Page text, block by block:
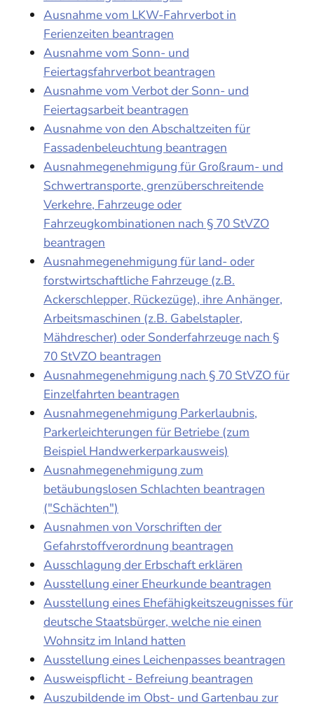
Ausnahme vom LKW-Fahrverbot in
Ferienzeiten beantragen
Ausnahme vom Sonn- und
Feiertagsfahrverbot beantragen
Ausnahme vom Verbot der Sonn- und
Feiertagsarbeit beantragen
Ausnahme von den Abschaltzeiten für
Fassadenbeleuchtung beantragen
Ausnahmegenehmigung für Großraum- und
Schwertransporte, grenzüberschreitende
Verkehre, Fahrzeuge oder
Fahrzeugkombinationen nach § 70 StVZO
beantragen
Ausnahmegenehmigung für land- oder
forstwirtschaftliche Fahrzeuge (z.B.
Ackerschlepper, Rückezüge), ihre Anhänger,
Arbeitsmaschinen (z.B. Gabelstapler,
Mähdrescher) oder Sonderfahrzeuge nach §
70 StVZO beantragen
Ausnahmegenehmigung nach § 70 StVZO für
Einzelfahrten beantragen
Ausnahmegenehmigung Parkerlaubnis,
Parkerleichterungen für Betriebe (zum
Beispiel Handwerkerparkausweis)
Ausnahmegenehmigung zum
betäubungslosen Schlachten beantragen
("Schächten")
Ausnahmen von Vorschriften der
Gefahrstoffverordnung beantragen
Ausschlagung der Erbschaft erklären
Ausstellung einer Eheurkunde beantragen
Ausstellung eines Ehefähigkeitszeugnisses für
deutsche Staatsbürger, welche nie einen
Wohnsitz im Inland hatten
Ausstellung eines Leichenpasses beantragen
Ausweispflicht - Befreiung beantragen
Auszubildende im Obst- und Gartenbau zur